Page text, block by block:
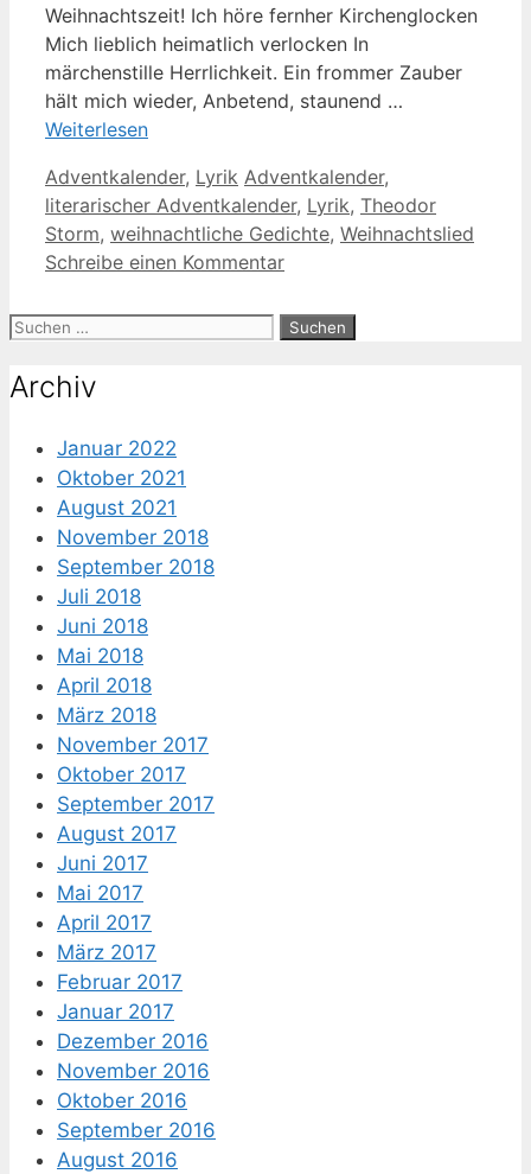
Weihnachtszeit! Ich höre fernher Kirchenglocken
Mich lieblich heimatlich verlocken In
märchenstille Herrlichkeit. Ein frommer Zauber
hält mich wieder, Anbetend, staunend …
Weiterlesen
Kategorien
Adventkalender, Lyrik Schlagwörter
Adventkalender,
literarischer Adventkalender, Lyrik, Theodor
Storm, weihnachtliche Gedichte, Weihnachtslied
Schreibe einen Kommentar
Suche
Archiv
Januar 2022
Oktober 2021
August 2021
November 2018
September 2018
Juli 2018
Juni 2018
Mai 2018
April 2018
März 2018
November 2017
Oktober 2017
September 2017
August 2017
Juni 2017
Mai 2017
April 2017
März 2017
Februar 2017
Januar 2017
Dezember 2016
November 2016
Oktober 2016
September 2016
August 2016